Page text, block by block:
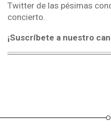
Twitter de las pésimas
concierto.
¡Suscríbete a nuestro